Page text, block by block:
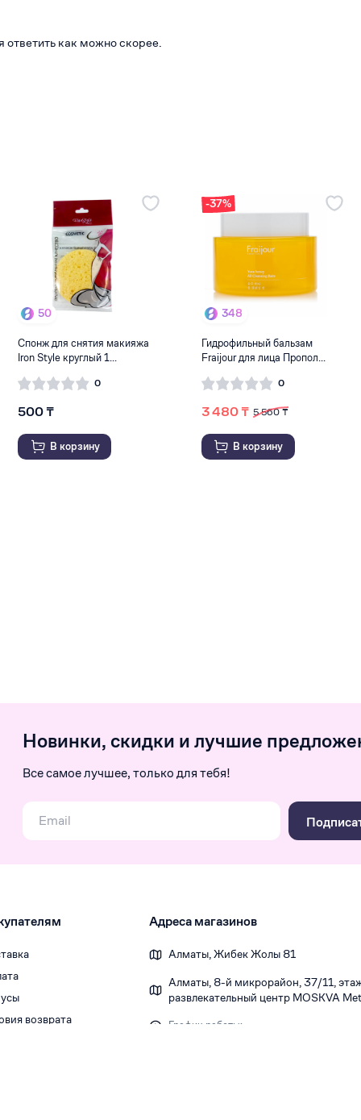
ответить как можно скорее.
50
Спонж для снятия макияжа
Iron Style круглый 1...
0
500 ₸
В корзину
-37%
348
Гидрофильный бальзам
Fraijour для лица Пропол...
0
3 480 ₸ 5 560 ₸
В корзину
Новинки, скидки и лучшие
Все самое лучшее, только для тебя!
возврата
Адреса магазинов
Алматы, Жибек Жолы 81
Алматы, 8-й микрорайон, 37/1​1,
развлекательный центр MOSKVA
График работы: